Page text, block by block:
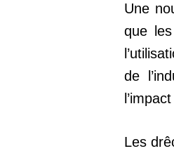
Une
que
de
Les